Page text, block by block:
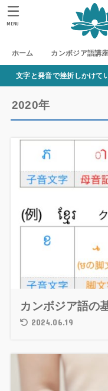
ホーム カンボジア語講
MENU
文字と発音で挫折しかけ
2020年
カンボジア語の
2024.06.19